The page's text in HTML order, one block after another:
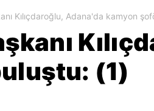
Kılıçdaroğlu, Adana'da kamyon
(1)